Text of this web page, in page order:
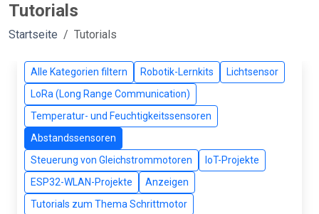
Tutorials
Startseite Tutorials
Alle Kategorien filtern Robotik-Lernkits
Lichtsensor
LoRa (Long Range Communication)
Temperatur- und Feuchtigkeitssensoren
Abstandssensoren
Steuerung von Gleichstrommotoren
IoT-Projekte
ESP32-WLAN-Projekte
Anzeigen
Tutorials zum Thema Schrittmotor